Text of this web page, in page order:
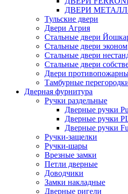
ДВЕРИ
Тульские двери
Двери Агрия
Стальные двери
Стальные двери эконом
Стальные двери
Стальные двери
Двери
Тамбурные
Дверная фурнитура
Ручки раздельные
Дверные ручки
Дверные ручки
Дверные ручки
Ручки-защелки
Ручки-шары
Врезные замки
Петли дверные
Доводчики
Замки накладные
Дверные ригели